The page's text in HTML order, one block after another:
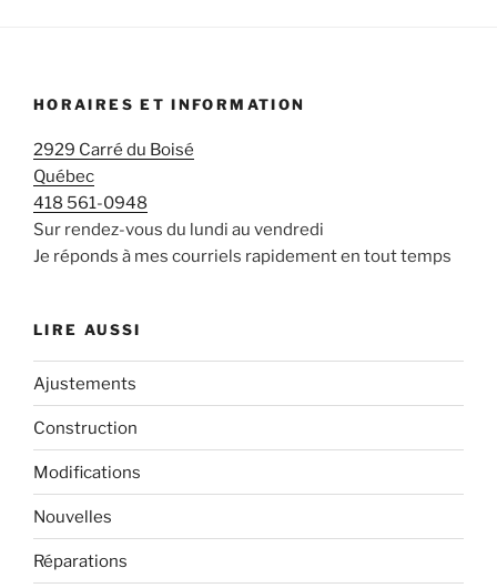
HORAIRES ET INFORMATION
2929 Carré du Boisé
Québec
418 561-0948
Sur rendez-vous du lundi au vendredi
Je réponds à mes courriels rapidement en tout temps
LIRE AUSSI
Ajustements
Construction
Modifications
Nouvelles
Réparations